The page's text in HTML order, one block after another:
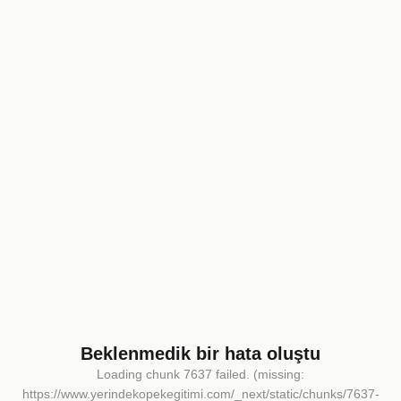
Beklenmedik bir hata oluştu
Loading chunk 7637 failed. (missing:
https://www.yerindekopekegitimi.com/_next/static/chunks/7637-